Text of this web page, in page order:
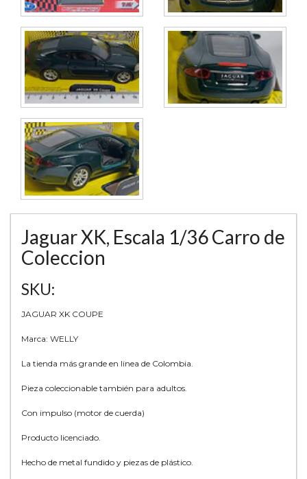
Jaguar XK, Escala 1/36 Carro de
Coleccion
SKU:
JAGUAR XK COUPE
Marca: WELLY
La tienda más grande en linea de Colombia.
Pieza coleccionable también para adultos.
Con impulso (motor de cuerda)
Producto licenciado.
Hecho de metal fundido y piezas de plástico.